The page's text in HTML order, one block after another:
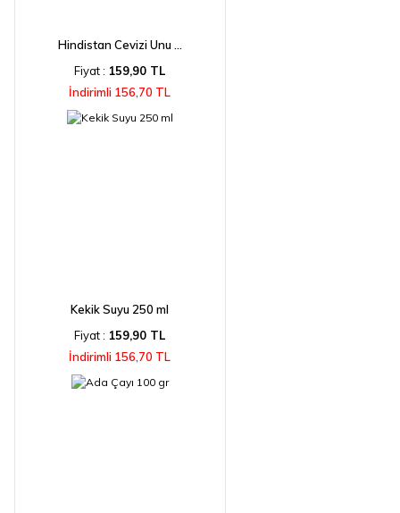
Hindistan Cevizi Unu ...
Fiyat : 159,90 TL
İndirimli 156,70 TL
Kekik Suyu 250 ml
Fiyat : 159,90 TL
İndirimli 156,70 TL